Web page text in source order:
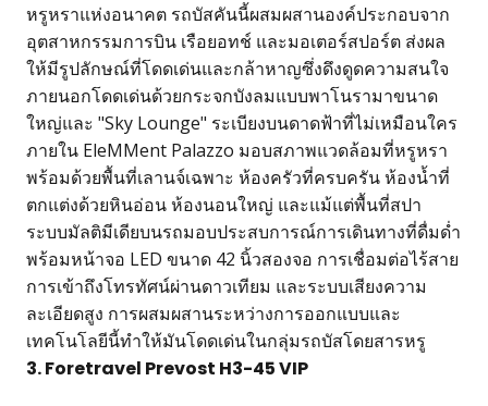
หรูหราแห่งอนาคต รถบัสคันนี้ผสมผสานองค์ประกอบจาก
อุตสาหกรรมการบิน เรือยอทช์ และมอเตอร์สปอร์ต ส่งผล
ให้มีรูปลักษณ์ที่โดดเด่นและกล้าหาญซึ่งดึงดูดความสนใจ
ภายนอกโดดเด่นด้วยกระจกบังลมแบบพาโนรามาขนาด
ใหญ่และ "Sky Lounge" ระเบียงบนดาดฟ้าที่ไม่เหมือนใคร
ภายใน EleMMent Palazzo มอบสภาพแวดล้อมที่หรูหรา
พร้อมด้วยพื้นที่เลานจ์เฉพาะ ห้องครัวที่ครบครัน ห้องน้ำที่
ตกแต่งด้วยหินอ่อน ห้องนอนใหญ่ และแม้แต่พื้นที่สปา
ระบบมัลติมีเดียบนรถมอบประสบการณ์การเดินทางที่ดื่มด่ำ
พร้อมหน้าจอ LED ขนาด 42 นิ้วสองจอ การเชื่อมต่อไร้สาย
การเข้าถึงโทรทัศน์ผ่านดาวเทียม และระบบเสียงความ
ละเอียดสูง การผสมผสานระหว่างการออกแบบและ
เทคโนโลยีนี้ทำให้มันโดดเด่นในกลุ่มรถบัสโดยสารหรู
3. Foretravel Prevost H3-45 VIP